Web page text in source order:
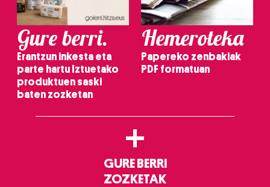
Gure berri.
Erantzun inkesta eta
parte hartu Iztuetako
produktuen saski
baten zozketan
Hemeroteka
Papereko zenbakiak
PDF formatuan
+
GURE BERRI
ZOZKETAK